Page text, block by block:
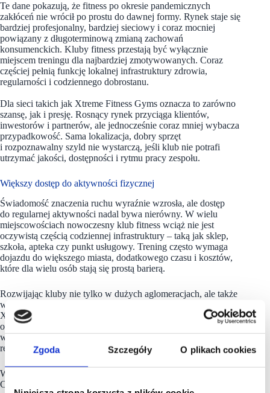
Zgoda Szczegóły O plikach cookies
Te dane pokazują, że fitness po okresie pandemicznych
zakłóceń nie wrócił po prostu do dawnej formy. Rynek staje się
bardziej profesjonalny, bardziej sieciowy i coraz mocniej
powiązany z długoterminową zmianą zachowań
konsumenckich. Kluby fitness przestają być wyłącznie
miejscem treningu dla najbardziej zmotywowanych. Coraz
częściej pełnią funkcję lokalnej infrastruktury zdrowia,
regularności i codziennego dobrostanu.
Dla sieci takich jak Xtreme Fitness Gyms oznacza to zarówno
szansę, jak i presję. Rosnący rynek przyciąga klientów,
inwestorów i partnerów, ale jednocześnie coraz mniej wybacza
przypadkowość. Sama lokalizacja, dobry sprzęt
i rozpoznawalny szyld nie wystarczą, jeśli klub nie potrafi
utrzymać jakości, dostępności i rytmu pracy zespołu.
Większy dostęp do aktywności fizycznej
Świadomość znaczenia ruchu wyraźnie wzrosła, ale dostęp
do regularnej aktywności nadal bywa nierówny. W wielu
miejscowościach nowoczesny klub fitness wciąż nie jest
oczywistą częścią codziennej infrastruktury – taką jak sklep,
szkoła, apteka czy punkt usługowy. Trening często wymaga
dojazdu do większego miasta, dodatkowego czasu i kosztów,
które dla wielu osób stają się prostą barierą.
Rozwijając kluby nie tylko w dużych aglomeracjach, ale także
w średnich miejscowościach i lokalnych społecznościach,
Xtreme Brands zmniejsza ten dystans. Każda nowa lokalizacja
oznacza bliższy dostęp do sprzętu, zajęć, trenerów i przestrzeni,
w której łatwiej zacząć, wrócić po przerwie albo utrzymać
regularność.
W praktyce chodzi więc nie tylko o kolejne punkty na mapie.
Chodzi o budowanie kultury, w której aktywność fizyczna